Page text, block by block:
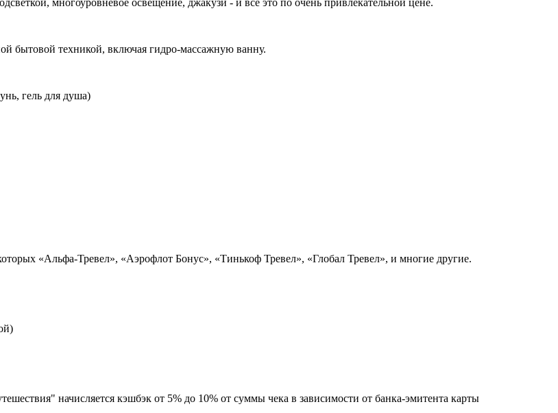
многоуровневое освещение, джакузи - и все это по очень привлекательной цене.
бытовой техникой, включая гидро-массажную ванну.
гель для душа)
«Альфа-Тревел», «Аэрофлот Бонус», «Тинькоф Тревел», «Глобал Тревел», и многие другие.
начисляется кэшбэк от 5% до 10% от суммы чека в зависимости от банка-эмитента карты